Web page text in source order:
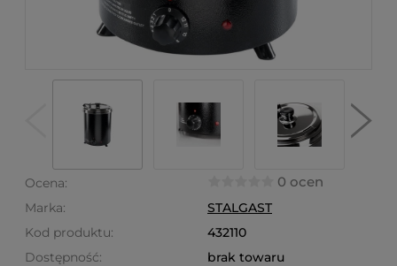
Ocena: 0 ocen
Marka:
STALGAST
Kod produktu:
432110
Dostępność:
brak towaru